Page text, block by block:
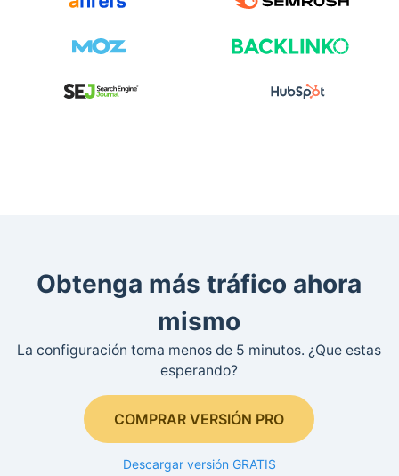
Obtenga más tráfico ahora
mismo
La configuración toma menos de 5 minutos. ¿Que estas
esperando?
COMPRAR VERSIÓN PRO
Descargar versión GRATIS